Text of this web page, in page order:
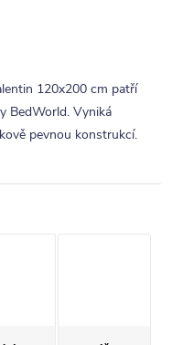
120x200 cm patří
BedWorld. Vyniká
pevnou konstrukcí.